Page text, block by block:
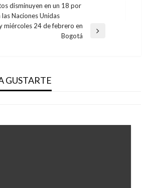
disminuyen en un 18 por
Naciones Unidas
miércoles 24 de febrero en
Bogotá
GUSTARTE
martes diciembre 31, 2019
agosto de 2016